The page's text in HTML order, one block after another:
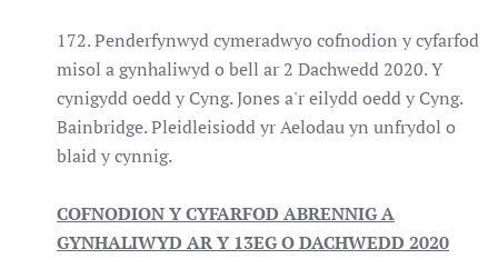
172. Penderfynwyd cymeradwyo cofnodion y cyfarfod
misol a gynhaliwyd o bell ar 2 Dachwedd 2020. Y
cynigydd oedd y Cyng. Jones a'r eilydd oedd y Cyng.
Bainbridge. Pleidleisiodd yr Aelodau yn unfrydol o
blaid y cynnig.
COFNODION Y CYFARFOD ABRENNIG A
GYNHALIWYD AR Y 13EG O DACHWEDD 2020